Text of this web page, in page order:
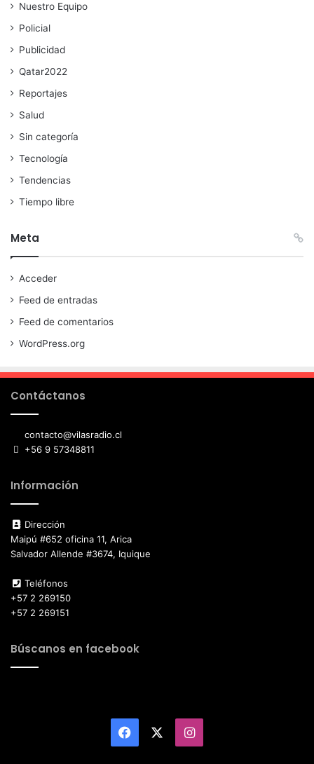
Nuestro Equipo
Policial
Publicidad
Qatar2022
Reportajes
Salud
Sin categoría
Tecnología
Tendencias
Tiempo libre
Meta
Acceder
Feed de entradas
Feed de comentarios
WordPress.org
Contáctanos
contacto@vilasradio.cl
+56 9 57348811
Información
Dirección
Maipú #652 oficina 11, Arica
Salvador Allende #3674, Iquique
Teléfonos
+57 2 269150
+57 2 269151
Búscanos en facebook
Facebook Instagram